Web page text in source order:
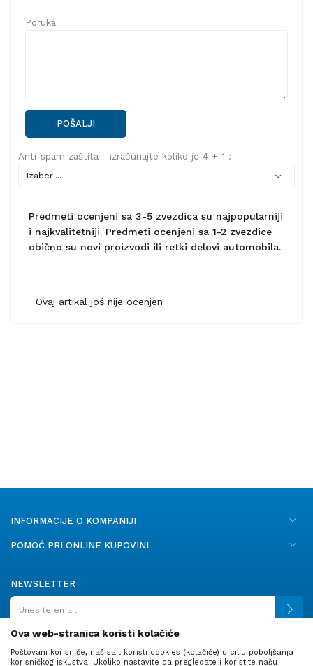
Poruka
POŠALJI
Anti-spam zaštita - izračunajte koliko je 4 + 1 :
Predmeti ocenjeni sa 3-5 zvezdica su najpopularniji
i najkvalitetniji. Predmeti ocenjeni sa 1-2 zvezdice
obično su novi proizvodi ili retki delovi automobila.
Ovaj artikal još nije ocenjen
INFORMACIJE O KOMPANIJI
POMOĆ PRI ONLINE KUPOVINI
NEWSLETTER
PRATITE NAS
Ova web-stranica koristi kolačiće
Poštovani korisniče, naš sajt koristi cookies (kolačiće) u cilju poboljšanja
korisničkog iskustva. Ukoliko nastavite da pregledate i koristite našu